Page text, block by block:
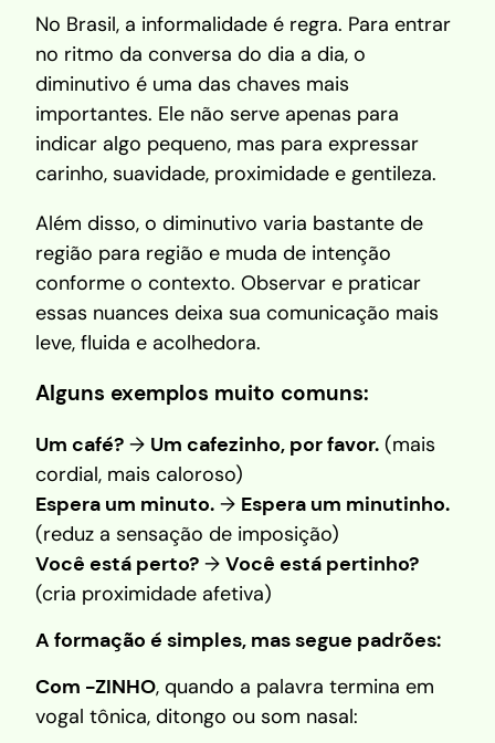
No Brasil, a informalidade é regra. Para entrar
no ritmo da conversa do dia a dia, o
diminutivo é uma das chaves mais
importantes. Ele não serve apenas para
indicar algo pequeno, mas para expressar
carinho, suavidade, proximidade e gentileza.
Além disso, o diminutivo varia bastante de
região para região e muda de intenção
conforme o contexto. Observar e praticar
essas nuances deixa sua comunicação mais
leve, fluida e acolhedora.
Alguns exemplos muito comuns:
Um café? → Um cafezinho, por favor. (mais
cordial, mais caloroso)
Espera um minuto. → Espera um minutinho.
(reduz a sensação de imposição)
Você está perto? → Você está pertinho?
(cria proximidade afetiva)
A formação é simples, mas segue padrões:
Com -ZINHO, quando a palavra termina em
vogal tônica, ditongo ou som nasal: